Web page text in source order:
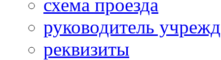
схема проезда
руководитель
реквизиты